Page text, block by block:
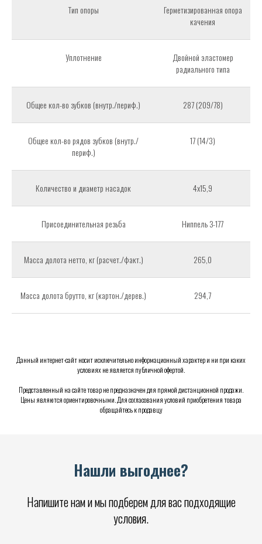
Тип опоры
Герметизированная опора
качения
Уплотнение
Двойной эластомер
радиального типа
Общее кол-во зубков (внутр./периф.) 287 (209/78)
Общее кол-во рядов зубков (внутр./
периф.)
17 (14/3)
Количество и диаметр насадок 4x15,9
Присоединительная резьба Ниппель З-177
Масса долота нетто, кг (расчет./факт.) 265,0
Масса долота брутто, кг (картон./дерев.) 294,7
Данный интернет-сайт носит исключительно информационный характер и ни при каких
условиях не является публичной офертой.
Представленный на сайте товар не предназначен для прямой дистанционной продажи.
Цены являются ориентировочными. Для согласования условий приобретения товара
обращайтесь к продавцу
Нашли выгоднее?
Напишите нам и мы подберем для вас подходящие
условия.